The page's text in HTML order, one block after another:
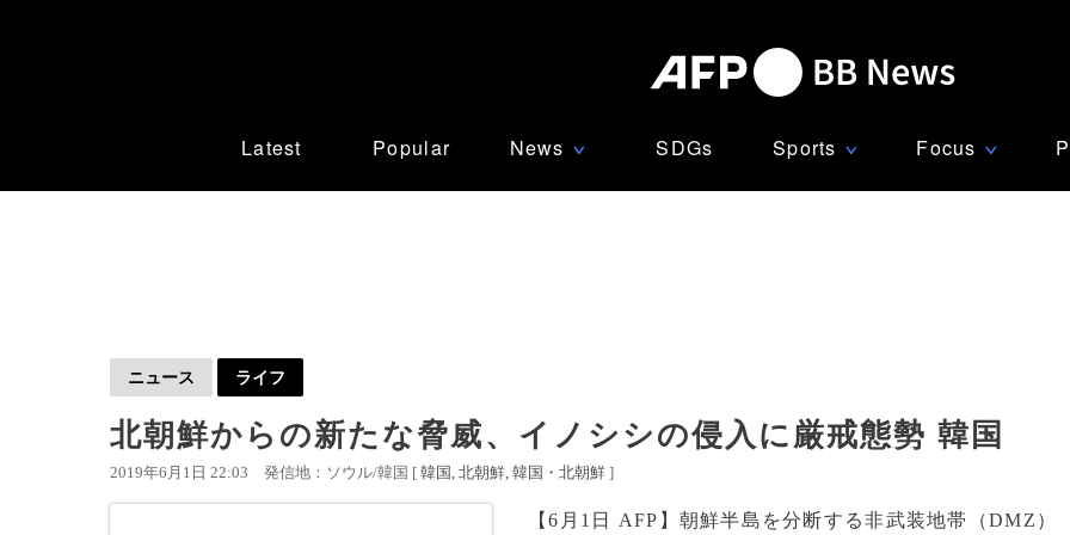
Latest Popular News ∨ SDGs Sports ∨ Focus ∨
ニュース ライフ
北朝鮮からの新たな脅威、イノシシの侵入に厳戒態勢 韓国
2019年6月1日 22:03 発信地：ソウル/韓国 [ 韓国 北朝鮮 韓国・北朝鮮 ]
【6月1日 AFP】朝鮮半島を分断する非武装地帯（DMZ）